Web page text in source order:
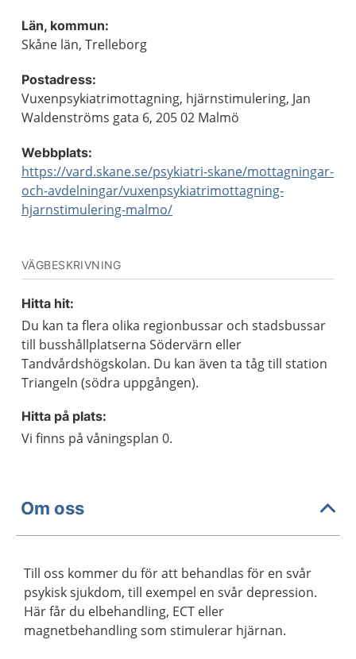
Län, kommun:
Skåne län, Trelleborg
Postadress:
Vuxenpsykiatrimottagning, hjärnstimulering, Jan
Waldenströms gata 6, 205 02 Malmö
Webbplats:
https://vard.skane.se/psykiatri-skane/mottagningar-
och-avdelningar/vuxenpsykiatrimottagning-
hjarnstimulering-malmo/
VÄGBESKRIVNING
Hitta hit:
Du kan ta flera olika regionbussar och stadsbussar
till busshållplatserna Södervärn eller
Tandvårdshögskolan. Du kan även ta tåg till station
Triangeln (södra uppgången).
Hitta på plats:
Vi finns på våningsplan 0.
Om oss
Till oss kommer du för att behandlas för en svår
psykisk sjukdom, till exempel en svår depression.
Här får du elbehandling, ECT eller
magnetbehandling som stimulerar hjärnan.